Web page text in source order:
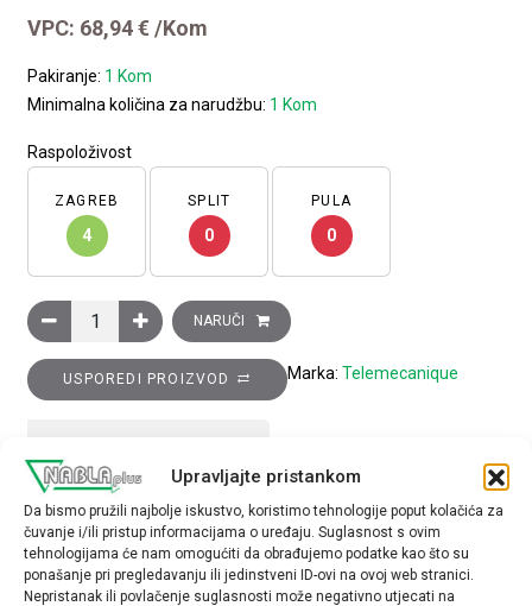
Upravljajte pristankom
Da bismo pružili najbolje iskustvo, koristimo tehnologije poput kolačića za
čuvanje i/ili pristup informacijama o uređaju. Suglasnost s ovim
tehnologijama će nam omogućiti da obrađujemo podatke kao što su
ponašanje pri pregledavanju ili jedinstveni ID-ovi na ovoj web stranici.
Nepristanak ili povlačenje suglasnosti može negativno utjecati na
VPC: 68,94€ /Kom
Pakiranje: 1 Kom
Minimalna količina za narudžbu: 1 Kom
Raspoloživost
ZAGREB
4
SPLIT
0
PULA
0
Induktivni senzor XS6 M30–D 62 mm–mjed–Sn 15 mm - 12..
NARUČI
USPOREDI PROIZVOD Marka: Telemecanique